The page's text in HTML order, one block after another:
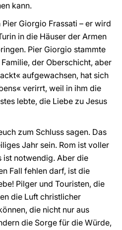
kann.
Giorgio Frassati – er wird
in die Häuser der Armen
Pier Giorgio stammte
der Oberschicht, aber
aufgewachsen, hat sich
verirrt, weil in ihm die
lebte, die Liebe zu Jesus
zum Schluss sagen. Das
Jahr sein. Rom ist voller
ist notwendig. Aber die
Fall fehlen darf, ist die
Pilger und Touristen, die
die Luft christlicher
die nicht nur aus
die Sorge für die Würde,